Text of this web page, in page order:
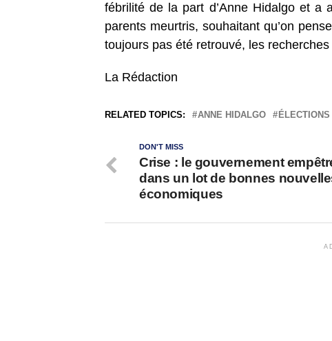
fébrilité de la part d’Anne Hidalgo et a
parents meurtris, souhaitant qu’on
toujours pas été retrouvé, les
La Rédaction
RELATED TOPICS: ANNE HIDALGO ÉLECTIONS
DON'T MISS
Crise : le gouvernement
dans un lot de bonnes
économiques